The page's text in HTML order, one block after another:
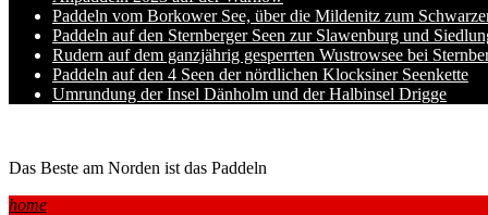
Paddeln vom Borkower See, über die Mildenitz zum
Paddeln auf den Sternberger Seen zur Slawenburg und
Rudern auf dem ganzjährig gesperrten Wustrowsee bei
Paddeln auf den 4 Seen der nördlichen Klocksiner Seenkette
Umrundung der Insel Dänholm und der Halbinsel Drigge
Das Beste am Norden ist das Paddeln
home